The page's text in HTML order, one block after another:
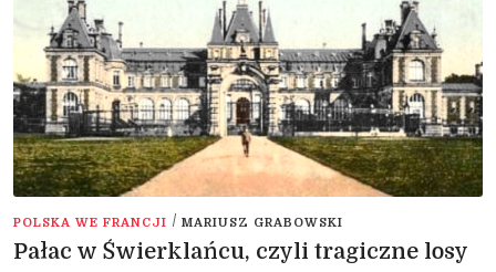
POLSKA WE FRANCJI / MARIUSZ GRABOWSKI
Pałac w Świerklańcu, czyli tragiczne losy